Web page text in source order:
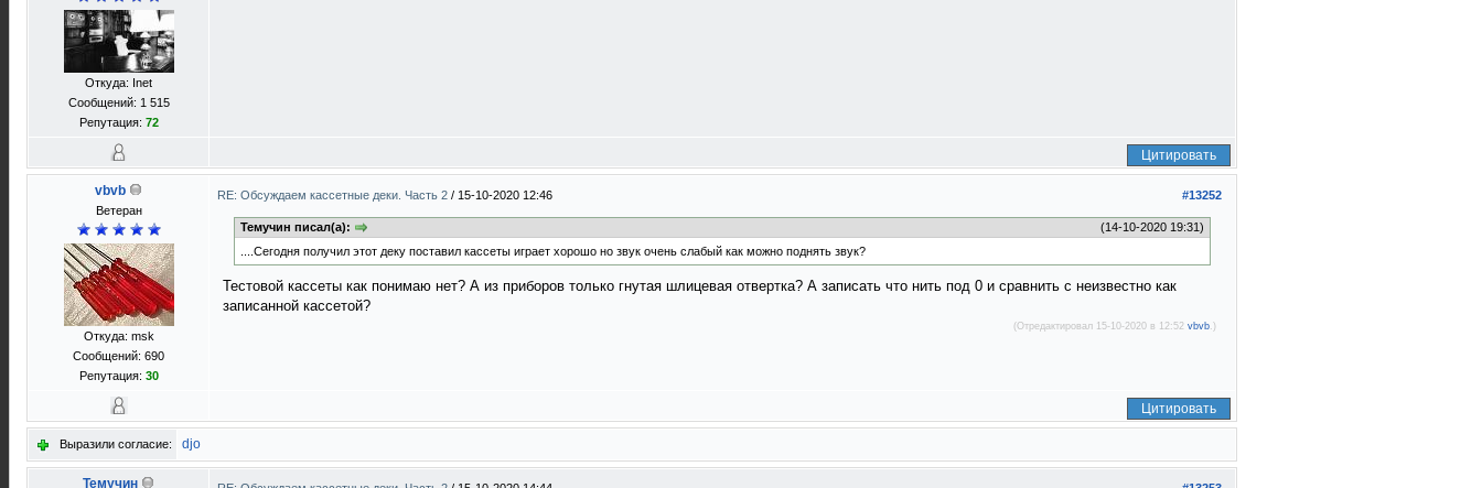
Откуда: Inet
Сообщений: 1 515
Репутация: 72
Цитировать
vbvb
Ветеран
Откуда: msk
Сообщений: 690
Репутация: 30
#13252
RE: Обсуждаем кассетные деки. Часть 2 / 15-10-2020 12:46
(14-10-2020 19:31)
Темучин писал(а):
....Сегодня получил этот деку поставил кассеты играет хорошо но звук очень слабый как можно поднять звук?
Тестовой кассеты как понимаю нет? А из приборов только гнутая шлицевая отвертка? А записать что нить под 0 и сравнить с неизвестно как
записанной кассетой?
(Отредактировал 15-10-2020 в 12:52 vbvb.)
Цитировать
Выразили согласие: djo
Темучин